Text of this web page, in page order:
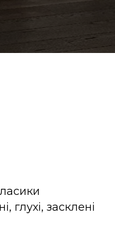
глухі, засклені